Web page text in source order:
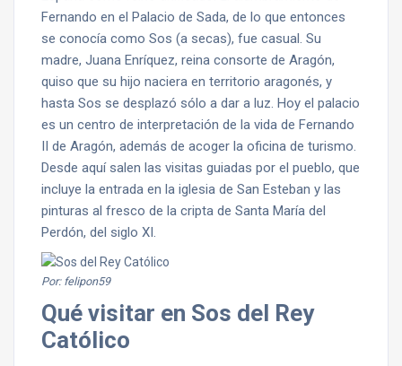
Fernando en el Palacio de Sada, de lo que entonces
se conocía como Sos (a secas), fue casual. Su
madre, Juana Enríquez, reina consorte de Aragón,
quiso que su hijo naciera en territorio aragonés, y
hasta Sos se desplazó sólo a dar a luz. Hoy el palacio
es un centro de interpretación de la vida de Fernando
II de Aragón, además de acoger la oficina de turismo.
Desde aquí salen las visitas guiadas por el pueblo, que
incluye la entrada en la iglesia de San Esteban y las
pinturas al fresco de la cripta de Santa María del
Perdón, del siglo XI.
Por: felipon59
Qué visitar en Sos del Rey
Católico